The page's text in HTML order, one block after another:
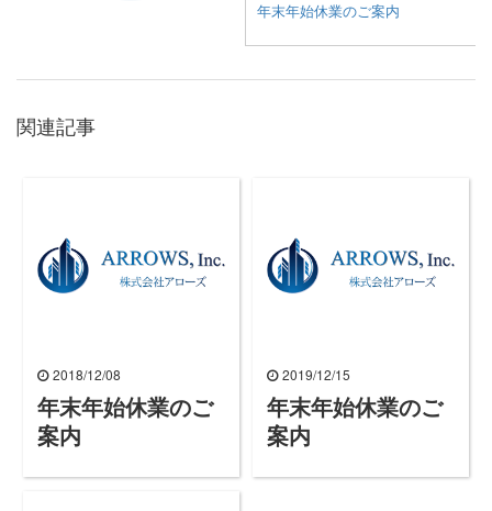
年末年始休業のご案内
関連記事
2018/12/08
年末年始休業のご
案内
2019/12/15
年末年始休業のご
案内